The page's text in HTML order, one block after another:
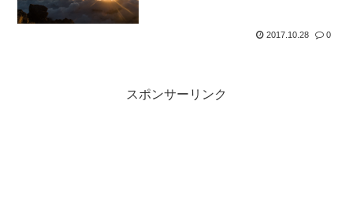
長女がついてきました。早々に、「だっ
2017.10.28 0
スポンサーリンク